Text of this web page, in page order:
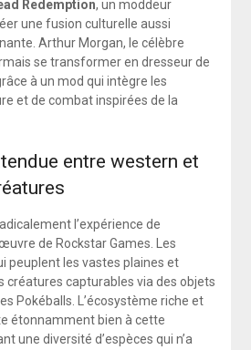
Redemption, un moddeur
une fusion culturelle aussi
Arthur Morgan, le célèbre
se transformer en dresseur de
à un mod qui intègre les
et de combat inspirées de la
entre western et
l’expérience de
de Rockstar Games. Les
peuplent les vastes plaines et
créatures capturables via des objets
Pokéballs. L’écosystème riche et
étonnamment bien à cette
une diversité d’espèces qui n’a